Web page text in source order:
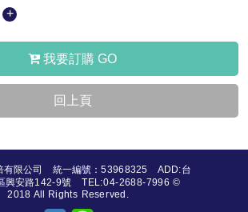
+
我要訂購 GO
回上頁
有限公司 統一編號：53968325 ADD:台
興安路142-9號 TEL:04-2688-7996 ©
2018 All Rights Reserved.